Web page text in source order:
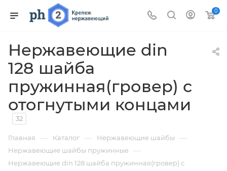
0
Нержавеющие din
128 шайба
пружинная(гровер) с
отогнутыми концами
32
Главная — Каталог — Нержавеющие шайбы —
Нержавеющие шайбы пружинные —
Нержавеющие din 128 шайба пружинная(гровер) с